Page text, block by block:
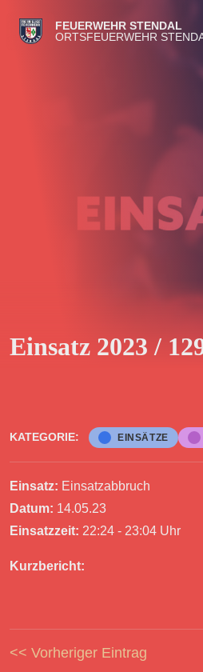
FEUERWEHR STENDAL
ORTSFEUERWEHR
Einsatz 2023 /
KATEGORIE: EINSÄTZE
Einsatz: Einsatzabbruch
Datum: 14.05.23
Einsatzzeit: 22:24 - 23:04 Uhr
Kurzbericht:
<< Vorheriger Eintrag